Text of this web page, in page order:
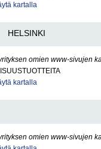
kartalla
HELSINKI
omien www-sivujen
kartalla
omien www-sivujen